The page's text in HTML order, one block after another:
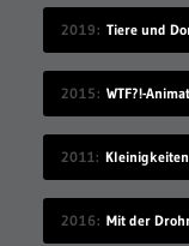
2019
2015
2011 Kleinigkeiten
2016